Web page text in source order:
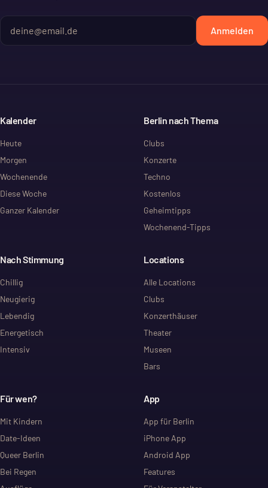
Anmelden
Kalender
Heute
Morgen
Wochenende
Diese Woche
Ganzer Kalender
Berlin nach Thema
Clubs
Konzerte
Techno
Kostenlos
Geheimtipps
Wochenend-Tipps
Nach Stimmung
Chillig
Neugierig
Lebendig
Energetisch
Intensiv
Locations
Alle Locations
Clubs
Konzerthäuser
Theater
Museen
Bars
Für wen?
Mit Kindern
Date-Ideen
Queer Berlin
Bei Regen
App
App für Berlin
iPhone App
Android App
Features